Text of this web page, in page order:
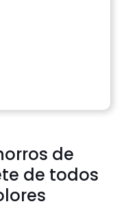
de
de todos